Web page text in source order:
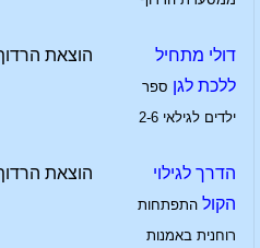
דולי מתחיל
ללכת לגן ספר
ילדים לגילאי 2-6
הוצאת
הדרך לגילוי
הקול התפתחות
רוחנית באמנות
הוצאת